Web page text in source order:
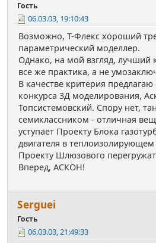
Гость
06.03.03, 19:10:43
Возможно, Т-Флекс хороший
параметрический моделлер.
Однако, на мой взгляд, лучший
все же практика, а не
В качестве критерия предлагаю
конкурса 3Д моделирования,
Топсистемовский. Спору нет,
семиклассником - отличная
уступает Проекту Блока
двигателя в
Проекту Шлюзового
Вперед, АСКОН!
Serguei
Гость
06.03.03, 21:49:33